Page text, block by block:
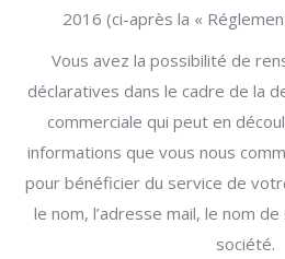
2016 (ci-après la «
Vous avez la possibilité de
déclaratives dans le cadre de la
commerciale qui peut en
informations que vous nous
pour bénéficier du service de
le nom, l’adresse mail, le nom
société.